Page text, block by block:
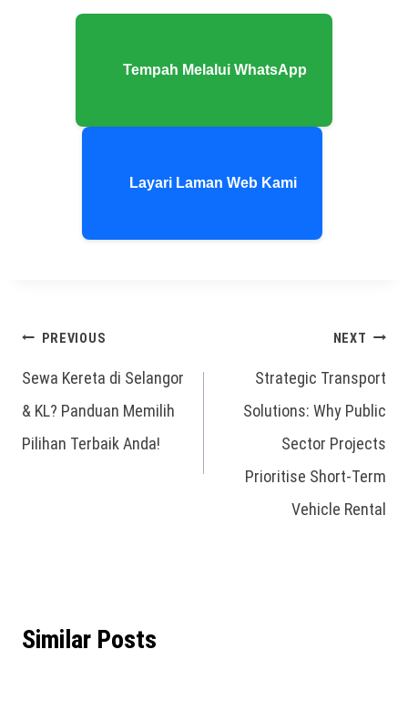
Tempah Melalui WhatsApp
Layari Laman Web Kami
PREVIOUS
Sewa Kereta di Selangor
& KL? Panduan Memilih
Pilihan Terbaik Anda!
NEXT
Strategic Transport
Solutions: Why Public
Sector Projects
Prioritise Short-Term
Vehicle Rental
Similar Posts